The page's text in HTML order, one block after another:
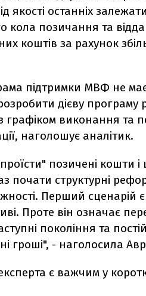
якості останніх
кола позичання та
коштів за рахунок
підтримки МВФ не має
дієву програму
графіком виконання та
наголошує аналітик.
позичені кошти і
почати структурні
Перший сценарій
Проте він означає
покоління та
гроші", - наголосила
є важчим у